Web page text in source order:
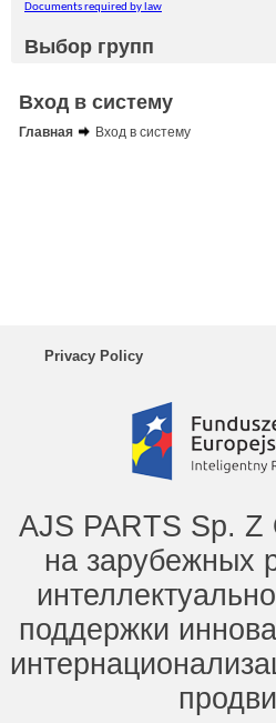
Documents required by law
Выбор групп
Вход в систему
Главная
Вход в систему
Privacy Policy
AJS PARTS Sp. Z
на зарубежных
поддержки